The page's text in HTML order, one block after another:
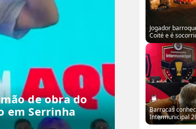
por 8 a 0 em
Barrocas
Intermunicipal
“Precisamos
do sisal”,
Serrinha